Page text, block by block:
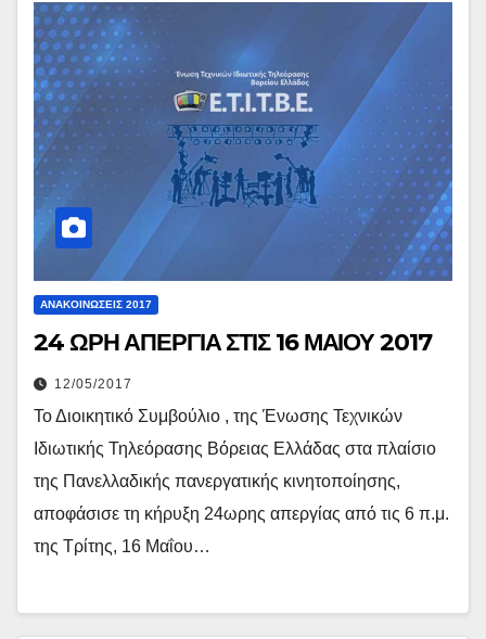
ΑΝΑΚΟΙΝΏΣΕΙΣ 2017
24 ΩΡΗ ΑΠΕΡΓΙΑ ΣΤΙΣ 16 ΜΑΙΟΥ 2017
12/05/2017
Το Διοικητικό Συμβούλιο , της Ένωσης Τεχνικών
Ιδιωτικής Τηλεόρασης Βόρειας Ελλάδας στα πλαίσιο
της Πανελλαδικής πανεργατικής κινητοποίησης,
αποφάσισε τη κήρυξη 24ωρης απεργίας από τις 6 π.μ.
της Τρίτης, 16 Μαΐου…